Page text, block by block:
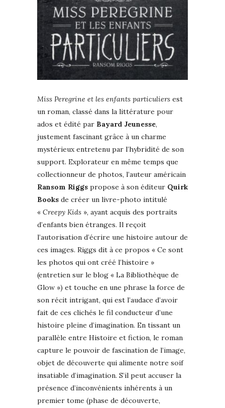
Miss Peregrine et les enfants particuliers est
un roman, classé dans la littérature pour
ados et édité par Bayard Jeunesse,
justement fascinant grâce à un charme
mystérieux entretenu par l’hybridité de son
support. Explorateur en même temps que
collectionneur de photos, l’auteur américain
Ransom Riggs propose à son éditeur Quirk
Books de créer un livre-photo intitulé
« Creepy Kids », ayant acquis des portraits
d’enfants bien étranges. Il reçoit
l’autorisation d’écrire une histoire autour de
ces images. Riggs dit à ce propos « Ce sont
les photos qui ont créé l’histoire »
(entretien sur le blog « La Bibliothèque de
Glow ») et touche en une phrase la force de
son récit intrigant, qui est l’audace d’avoir
fait de ces clichés le fil conducteur d’une
histoire pleine d’imagination. En tissant un
parallèle entre Histoire et fiction, le roman
capture le pouvoir de fascination de l’image,
objet de découverte qui alimente notre soif
insatiable d’imagination. S’il peut accuser la
présence d’inconvénients inhérents à un
premier tome (phase de découverte,